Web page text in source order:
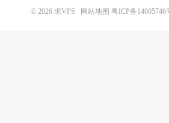
© 2026 求VPS 网站地图 粤ICP备14005746